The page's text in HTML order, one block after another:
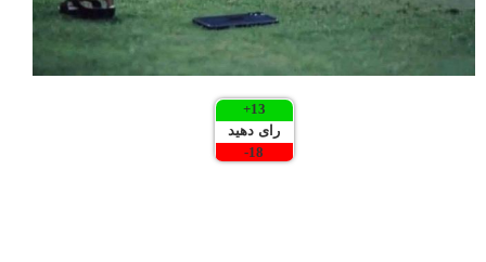
13
+
رای دهید
18
-